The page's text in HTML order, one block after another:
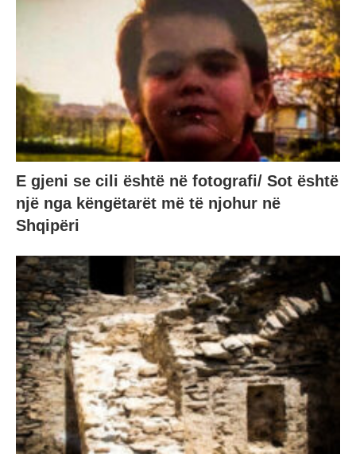
E gjeni se cili është në fotografi/ Sot është
një nga këngëtarët më të njohur në
Shqipëri